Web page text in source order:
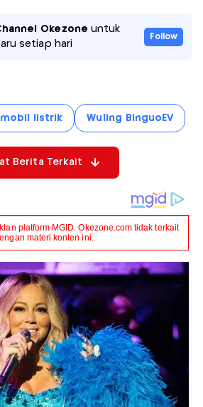
Okezone untuk
setiap hari
Follow
mobil listrik Wuling BinguoEV
Berita Terkait